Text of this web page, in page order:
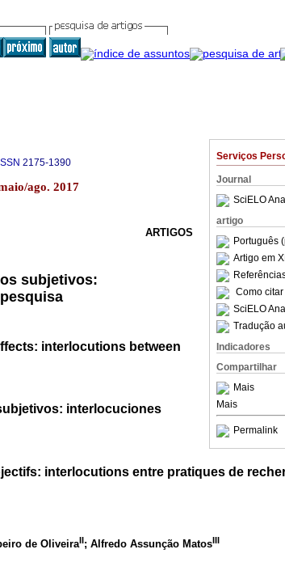
Serviços
Journal
SciELO
artigo
Português
Artigo em
Como
SciELO
Tradução
Indicadores
Compartilhar
Mais
Mais
Permalink
ISSN 2175-1390
ago. 2017
ARTIGOS
subjetivos:
interlocutions between
interlocuciones
interlocutions entre pratiques de
de OliveiraII; Alfredo Assunção MatosIII